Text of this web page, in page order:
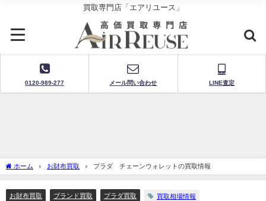
買取専門店「エアリユース」
0120-989-277 メール問い合わせ LINE査定
ホーム お財布買取 プラダ チェーンウォレットの買取情報
お財布買取 ブランド買取 プラダ買取 買取相場情報